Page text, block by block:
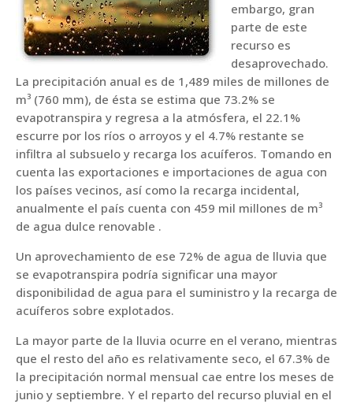
embargo, gran
parte de este
recurso es
desaprovechado.
La precipitación anual es de 1,489 miles de millones de
m³ (760 mm), de ésta se estima que 73.2% se
evapotranspira y regresa a la atmósfera, el 22.1%
escurre por los ríos o arroyos y el 4.7% restante se
infiltra al subsuelo y recarga los acuíferos. Tomando en
cuenta las exportaciones e importaciones de agua con
los países vecinos, así como la recarga incidental,
anualmente el país cuenta con 459 mil millones de m³
de agua dulce renovable .
Un aprovechamiento de ese 72% de agua de lluvia que
se evapotranspira podría significar una mayor
disponibilidad de agua para el suministro y la recarga de
acuíferos sobre explotados.
La mayor parte de la lluvia ocurre en el verano, mientras
que el resto del año es relativamente seco, el 67.3% de
la precipitación normal mensual cae entre los meses de
junio y septiembre. Y el reparto del recurso pluvial en el